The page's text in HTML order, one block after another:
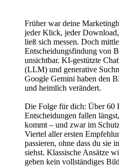
Früher war deine
jeder Klick, jeder
ließ sich messen. Doch
Entscheidungsfindung von
unsichtbar. KI-gestützte
(LLM) und generative
Google Gemini haben den
und heimlich verändert.
Die Folge für dich: Über 60
Entscheidungen fallen
kommt – und zwar im
Viertel aller ersten
passieren, ohne dass du sie
siehst. Klassische Ansätze
geben kein vollständiges